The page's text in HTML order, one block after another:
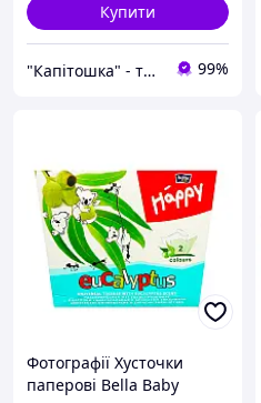
Купити
"Капітошка" - турбота про близьких у кожній домівці! 99%
Фотографії Хусточки
паперові Bella Baby